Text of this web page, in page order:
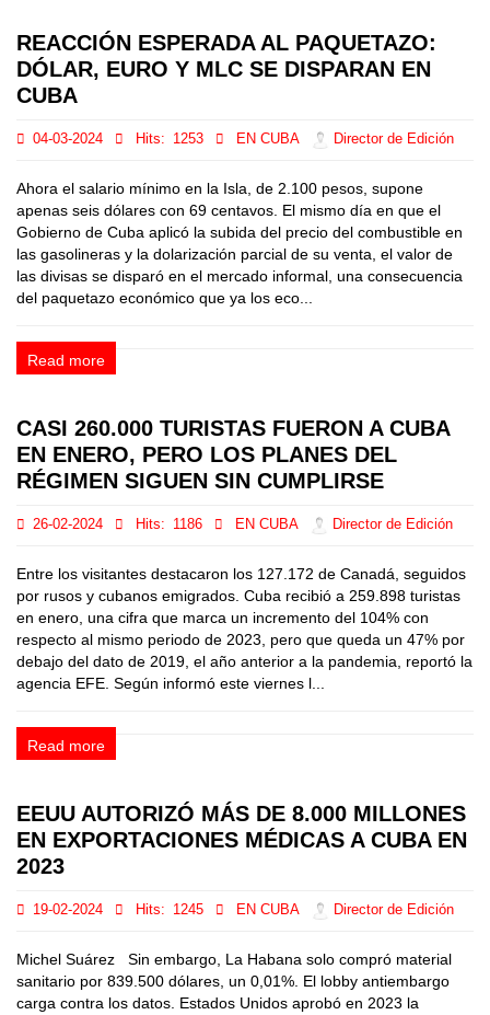
REACCIÓN ESPERADA AL PAQUETAZO:
DÓLAR, EURO Y MLC SE DISPARAN EN
CUBA
04-03-2024 Hits: 1253 EN CUBA Director de Edición
Ahora el salario mínimo en la Isla, de 2.100 pesos, supone
apenas seis dólares con 69 centavos. El mismo día en que el
Gobierno de Cuba aplicó la subida del precio del combustible en
las gasolineras y la dolarización parcial de su venta, el valor de
las divisas se disparó en el mercado informal, una consecuencia
del paquetazo económico que ya los eco...
Read more
CASI 260.000 TURISTAS FUERON A CUBA
EN ENERO, PERO LOS PLANES DEL
RÉGIMEN SIGUEN SIN CUMPLIRSE
26-02-2024 Hits: 1186 EN CUBA Director de Edición
Entre los visitantes destacaron los 127.172 de Canadá, seguidos
por rusos y cubanos emigrados. Cuba recibió a 259.898 turistas
en enero, una cifra que marca un incremento del 104% con
respecto al mismo periodo de 2023, pero que queda un 47% por
debajo del dato de 2019, el año anterior a la pandemia, reportó la
agencia EFE. Según informó este viernes l...
Read more
EEUU AUTORIZÓ MÁS DE 8.000 MILLONES
EN EXPORTACIONES MÉDICAS A CUBA EN
2023
19-02-2024 Hits: 1245 EN CUBA Director de Edición
Michel Suárez Sin embargo, La Habana solo compró material
sanitario por 839.500 dólares, un 0,01%. El lobby antiembargo
carga contra los datos. Estados Unidos aprobó en 2023 la